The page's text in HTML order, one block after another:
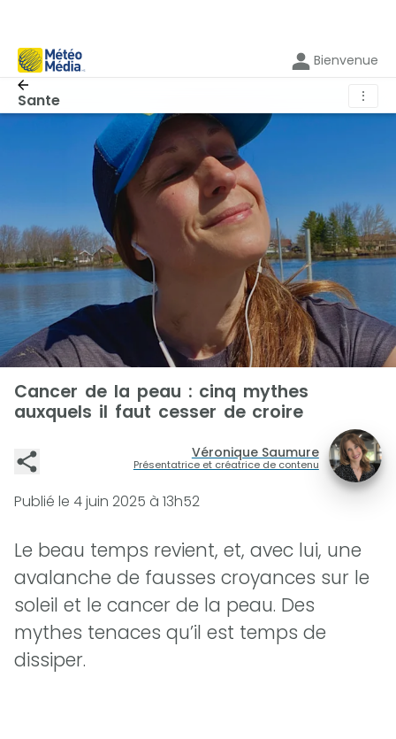
Bienvenue
Sante ⋮
Cancer de la peau : cinq mythes
auxquels il faut cesser de croire
Véronique Saumure
Présentatrice et créatrice de contenu
Publié le 4 juin 2025 à 13h52
Le beau temps revient, et, avec lui, une
avalanche de fausses croyances sur le
soleil et le cancer de la peau. Des
mythes tenaces qu’il est temps de
dissiper.